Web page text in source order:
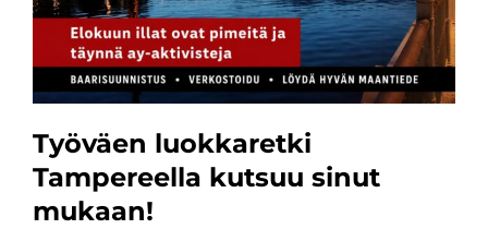
Työväen luokkaretki
Tampereella kutsuu sinut
mukaan!